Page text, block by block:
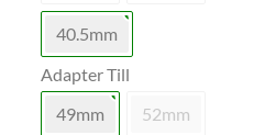
flera
varianter.
De
olika
alternativen
kan
40.5mm
Adapter Till
49mm
52mm